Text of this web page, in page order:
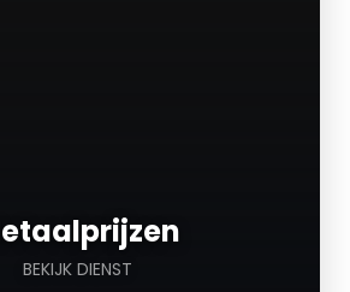
BEKIJK DIENST